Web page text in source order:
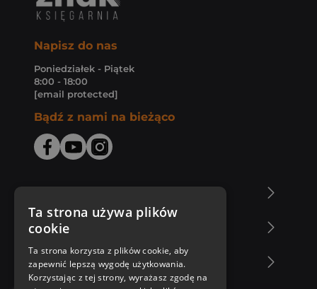
Napisz do nas
Poniedziałek - Piątek
8:00 - 18:00
[email protected]
Bądź z nami na bieżąco
Zakupy u nas
Nasza oferta
Ta strona używa plików
cookie
Ta strona korzysta z plików cookie, aby
zapewnić lepszą wygodę użytkowania.
Korzystając z tej strony, wyrażasz zgodę na